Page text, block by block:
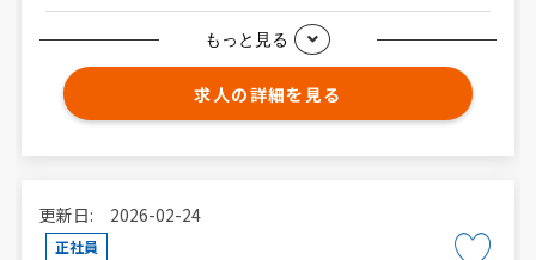
もっと見る
求人の詳細を見る
更新日: 2026-02-24
正社員